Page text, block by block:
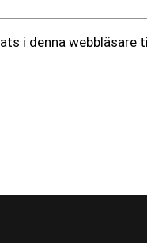
i denna webbläsare